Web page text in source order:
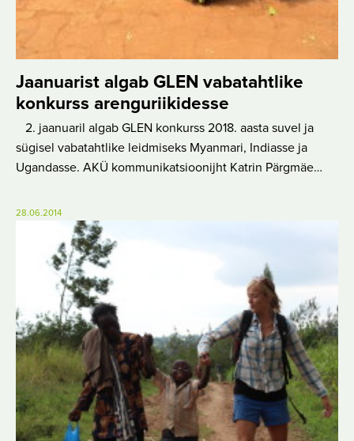
Jaanuarist algab GLEN vabatahtlike
konkurss arenguriikidesse
2. jaanuaril algab GLEN konkurss 2018. aasta suvel ja
sügisel vabatahtlike leidmiseks Myanmari, Indiasse ja
Ugandasse. AKÜ kommunikatsioonijht Katrin Pärgmäe…
28.06.2014